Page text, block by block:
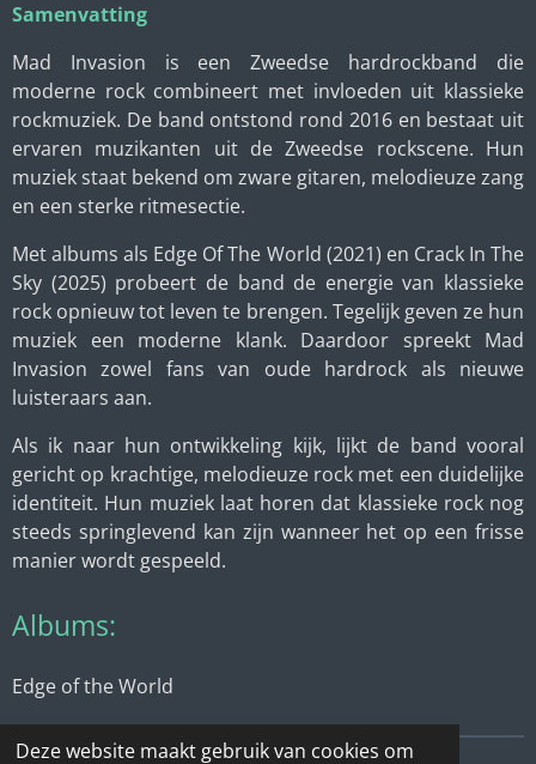
Deze website maakt gebruik van cookies om
Samenvatting
Mad Invasion is een Zweedse hardrockband die
moderne rock combineert met invloeden uit klassieke
rockmuziek. De band ontstond rond 2016 en bestaat uit
ervaren muzikanten uit de Zweedse rockscene. Hun
muziek staat bekend om zware gitaren, melodieuze zang
en een sterke ritmesectie.
Met albums als Edge Of The World (2021) en Crack In The
Sky (2025) probeert de band de energie van klassieke
rock opnieuw tot leven te brengen. Tegelijk geven ze hun
muziek een moderne klank. Daardoor spreekt Mad
Invasion zowel fans van oude hardrock als nieuwe
luisteraars aan.
Als ik naar hun ontwikkeling kijk, lijkt de band vooral
gericht op krachtige, melodieuze rock met een duidelijke
identiteit. Hun muziek laat horen dat klassieke rock nog
steeds springlevend kan zijn wanneer het op een frisse
manier wordt gespeeld.
Albums:
Edge of the World